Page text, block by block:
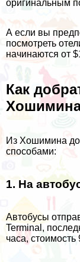
оригинальным
А если вы
посмотреть
начинаются от
Как
Из Хошимина до
способами:
1. На
Автобусы
Terminal,
часа,